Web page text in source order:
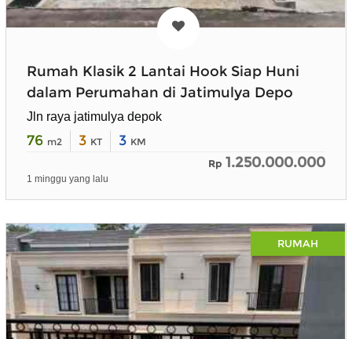
Rumah Klasik 2 Lantai Hook Siap Huni
dalam Perumahan di Jatimulya Depo
Jln raya jatimulya depok
76 m2 3 KT 3 KM
Rp 1.250.000.000
1 minggu yang lalu
RUMAH